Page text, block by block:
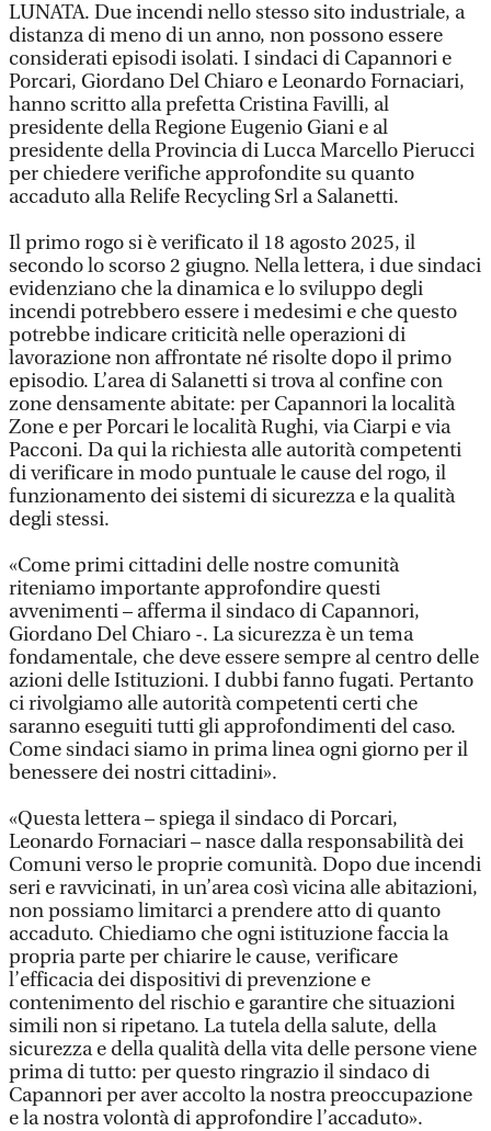
LUNATA. Due incendi nello stesso sito industriale, a
distanza di meno di un anno, non possono essere
considerati episodi isolati. I sindaci di Capannori e
Porcari, Giordano Del Chiaro e Leonardo Fornaciari,
hanno scritto alla prefetta Cristina Favilli, al
presidente della Regione Eugenio Giani e al
presidente della Provincia di Lucca Marcello Pierucci
per chiedere verifiche approfondite su quanto
accaduto alla Relife Recycling Srl a Salanetti.
Il primo rogo si è verificato il 18 agosto 2025, il
secondo lo scorso 2 giugno. Nella lettera, i due sindaci
evidenziano che la dinamica e lo sviluppo degli
incendi potrebbero essere i medesimi e che questo
potrebbe indicare criticità nelle operazioni di
lavorazione non affrontate né risolte dopo il primo
episodio. L’area di Salanetti si trova al confine con
zone densamente abitate: per Capannori la località
Zone e per Porcari le località Rughi, via Ciarpi e via
Pacconi. Da qui la richiesta alle autorità competenti
di verificare in modo puntuale le cause del rogo, il
funzionamento dei sistemi di sicurezza e la qualità
degli stessi.
«Come primi cittadini delle nostre comunità
riteniamo importante approfondire questi
avvenimenti – afferma il sindaco di Capannori,
Giordano Del Chiaro -. La sicurezza è un tema
fondamentale, che deve essere sempre al centro delle
azioni delle Istituzioni. I dubbi fanno fugati. Pertanto
ci rivolgiamo alle autorità competenti certi che
saranno eseguiti tutti gli approfondimenti del caso.
Come sindaci siamo in prima linea ogni giorno per il
benessere dei nostri cittadini».
«Questa lettera – spiega il sindaco di Porcari,
Leonardo Fornaciari – nasce dalla responsabilità dei
Comuni verso le proprie comunità. Dopo due incendi
seri e ravvicinati, in un’area così vicina alle abitazioni,
non possiamo limitarci a prendere atto di quanto
accaduto. Chiediamo che ogni istituzione faccia la
propria parte per chiarire le cause, verificare
l’efficacia dei dispositivi di prevenzione e
contenimento del rischio e garantire che situazioni
simili non si ripetano. La tutela della salute, della
sicurezza e della qualità della vita delle persone viene
prima di tutto: per questo ringrazio il sindaco di
Capannori per aver accolto la nostra preoccupazione
e la nostra volontà di approfondire l’accaduto».